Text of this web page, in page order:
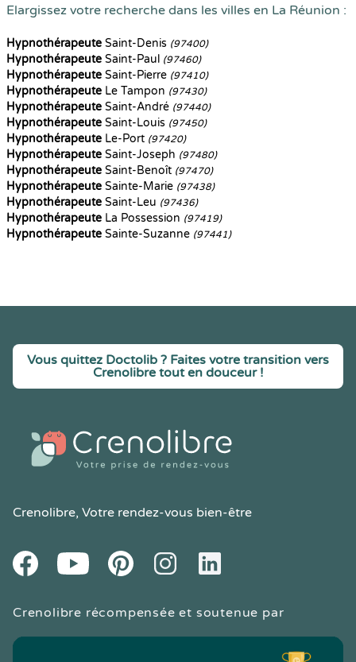
Elargissez votre recherche dans les villes en La Réunion :
Hypnothérapeute Saint-Denis (97400)
Hypnothérapeute Saint-Paul (97460)
Hypnothérapeute Saint-Pierre (97410)
Hypnothérapeute Le Tampon (97430)
Hypnothérapeute Saint-André (97440)
Hypnothérapeute Saint-Louis (97450)
Hypnothérapeute Le-Port (97420)
Hypnothérapeute Saint-Joseph (97480)
Hypnothérapeute Saint-Benoît (97470)
Hypnothérapeute Sainte-Marie (97438)
Hypnothérapeute Saint-Leu (97436)
Hypnothérapeute La Possession (97419)
Hypnothérapeute Sainte-Suzanne (97441)
Vous quittez Doctolib ? Faites votre transition vers
Crenolibre tout en douceur !
Crenolibre, Votre rendez-vous bien-être
FacebookYoutube PinteresetInstagramLinkedIn
Crenolibre récompensée et soutenue par